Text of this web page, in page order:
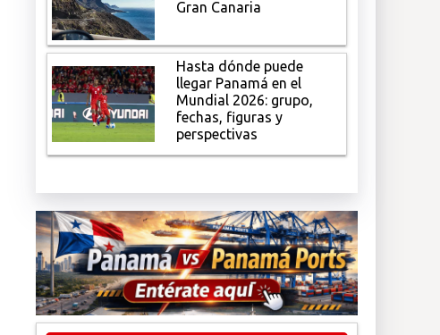
Gran Canaria
Hasta dónde puede
llegar Panamá en el
Mundial 2026: grupo,
fechas, figuras y
perspectivas